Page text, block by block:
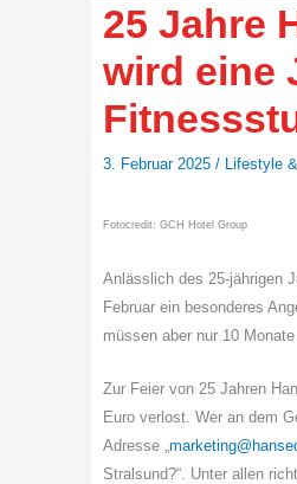
25 Jahre
wird eine
3. Februar 2025 / Lifestyle
Fotocredit: GCH Hotel Group
Anlässlich des 25-jährigen
Februar ein besonderes
müssen aber nur 10
Zur Feier von 25 Jahren
Euro verlost. Wer an dem
Adresse „
Stralsund?“. Unter allen